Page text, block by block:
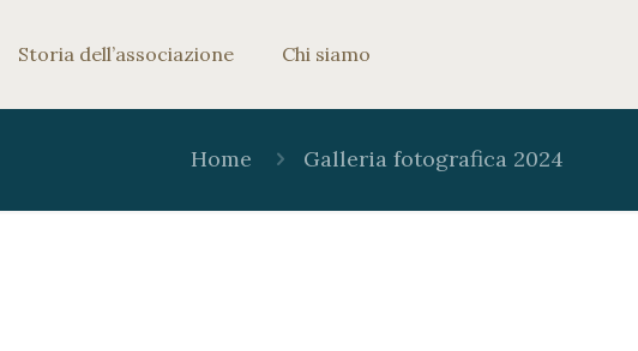
Storia dell’associazione Chi siamo
Home Galleria fotografica 2024